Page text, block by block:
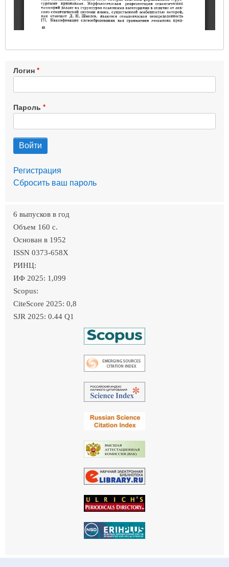
Логин
Пароль
Регистрация
Сбросить ваш пароль
6 выпусков в год
Объем 160 c.
Основан в 1952
ISSN 0373-658X
РИНЦ:
ИФ 2025: 1,099
Scopus:
CiteScore 2025: 0,8
SJR 2025: 0.44 Q1